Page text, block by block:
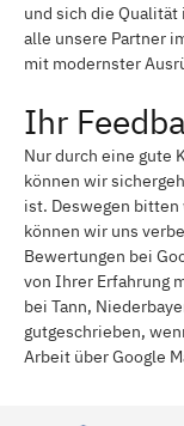
und sich die
alle unsere Partner
mit modernster
Ihr
Nur durch eine gute
können wir
ist. Deswegen
können wir uns
Bewertungen bei
von Ihrer Erfahrung
bei Tann,
gutgeschrieben,
Arbeit über Google